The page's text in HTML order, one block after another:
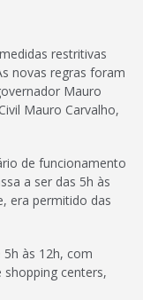
restritivas
novas regras foram
Mauro
Mauro Carvalho,
de funcionamento
a ser das 5h às
era permitido das
às 12h, com
shopping centers,